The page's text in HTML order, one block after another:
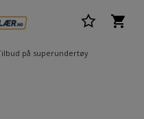
på superundertøy